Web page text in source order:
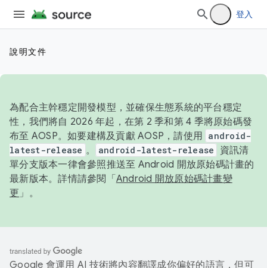
登入
說明文件
為配合主幹穩定開發模型，並確保生態系統的平台穩定
性，我們將自 2026 年起，在第 2 季和第 4 季將原始碼發
布至 AOSP。如要建構及貢獻 AOSP，請使用 android-
latest-release 。 android-latest-release
資訊清
單分支版本一律會參照推送至 Android 開放原始碼計畫的
最新版本。詳情請參閱「 Android 開放原始碼計畫變
更 」。
Google 會運用 AI 技術將內容翻譯成你偏好的語言，但可